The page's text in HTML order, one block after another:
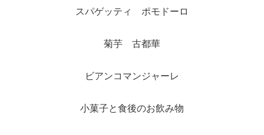
スパゲッティ ポモドーロ
菊芋 古都華
ビアンコマンジャーレ
小菓子と食後のお飲み物